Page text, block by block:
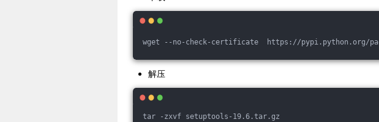
wget --no-check-certificate  https://pypi.python.org/
解压
tar -zxvf setuptools-19.6.tar.gz